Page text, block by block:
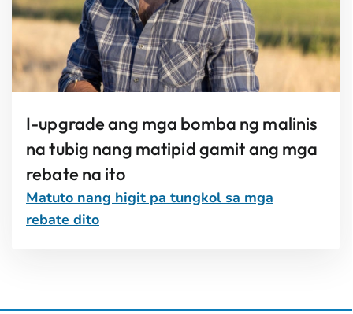
I-upgrade ang mga bomba ng malinis
na tubig nang matipid gamit ang mga
rebate na ito
Matuto nang higit pa tungkol sa mga
rebate dito